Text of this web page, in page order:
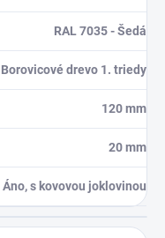
RAL 7035 - Šedá
Borovicové drevo 1. triedy
120 mm
20 mm
Áno, s kovovou joklovinou